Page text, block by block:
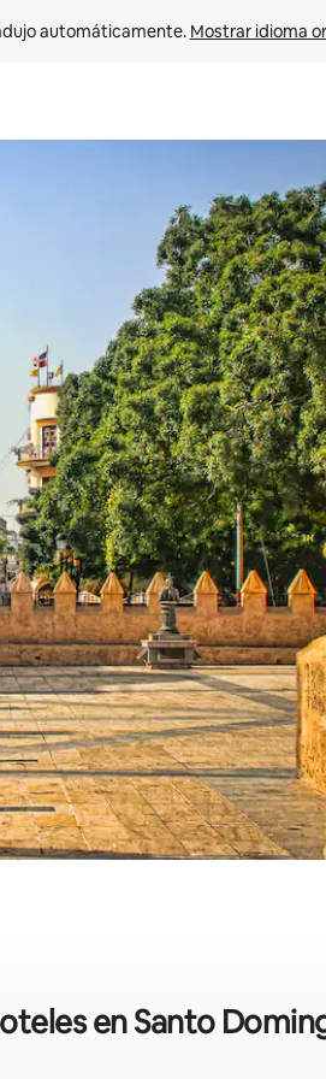
automáticamente. Mostrar idioma
arriba y hacia abajo o explorá
en Santo